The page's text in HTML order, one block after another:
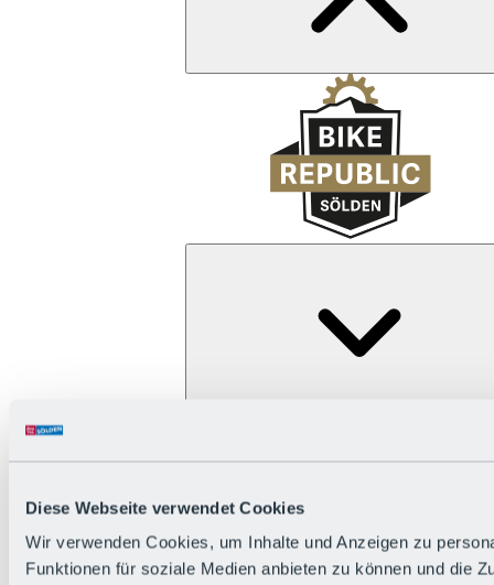
Diese Webseite verwendet Cookies
Wir verwenden Cookies, um Inhalte und Anzeigen zu
Funktionen für soziale Medien anbieten zu können und die
Facts
FAQs
Bikepark-Partnerschaften
Nachhaltigkeit in der BRS